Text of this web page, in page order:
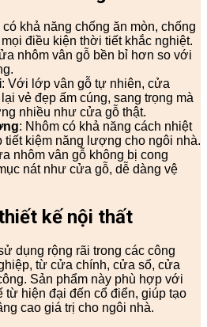
có khả năng chống ăn mòn, chống
điều kiện thời tiết khắc nghiệt.
nhôm vân gỗ bền bỉ hơn so với
: Với lớp vân gỗ tự nhiên, cửa
vẻ đẹp ấm cúng, sang trọng mà
nhiều như cửa gỗ thật.
: Nhôm có khả năng cách nhiệt
tiết kiệm năng lượng cho ngôi nhà.
nhôm vân gỗ không bị cong
nát như cửa gỗ, dễ dàng vệ
kế nội thất
dụng rộng rãi trong các công
từ cửa chính, cửa sổ, cửa
Sản phẩm này phù hợp với
từ hiện đại đến cổ điển, giúp tạo
cao giá trị cho ngôi nhà.